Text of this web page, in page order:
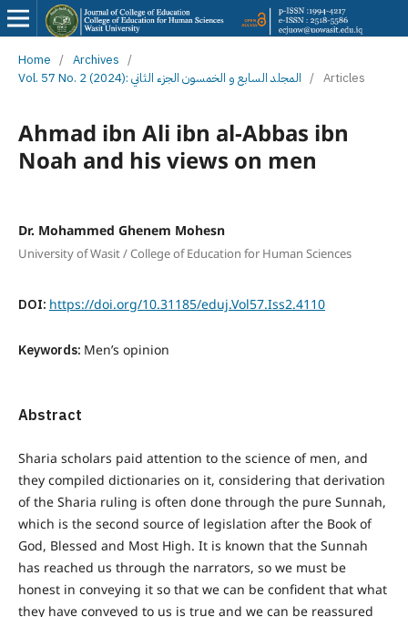
Home / Archives /
Vol. 57 No. 2 (2024): المجلد السابع و الخمسون الجزء الثاني / Articles
Ahmad ibn Ali ibn al-Abbas ibn
Noah and his views on men
Dr. Mohammed Ghenem Mohesn
University of Wasit / College of Education for Human Sciences
DOI: https://doi.org/10.31185/eduj.Vol57.Iss2.4110
Keywords: Men’s opinion
Abstract
Sharia scholars paid attention to the science of men, and
they compiled dictionaries on it, considering that derivation
of the Sharia ruling is often done through the pure Sunnah,
which is the second source of legislation after the Book of
God, Blessed and Most High. It is known that the Sunnah
has reached us through the narrators, so we must be
honest in conveying it so that we can be confident that what
they have conveyed to us is true and we can be reassured